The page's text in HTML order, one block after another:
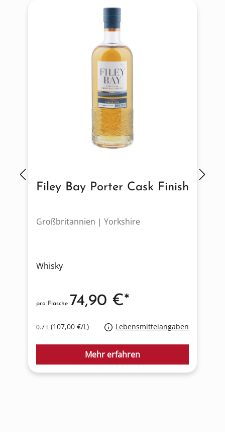
Filey Bay Porter Cask Finish
Großbritannien | Yorkshire
Whisky
0.7 L(107,00 €/L) Lebensmittelangaben
pro Flasche 74,90 €*
Mehr erfahren